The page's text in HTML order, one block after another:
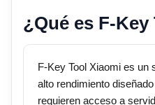
¿Qué es F-
F-Key Tool Xiaomi es un
alto rendimiento
requieren acceso a